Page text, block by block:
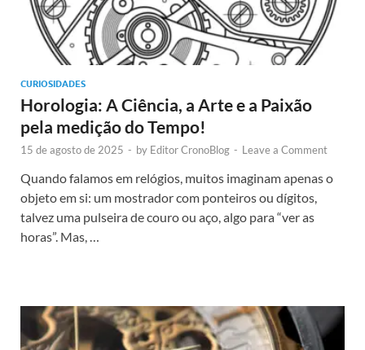
CURIOSIDADES
Horologia: A Ciência, a Arte e a Paixão
pela medição do Tempo!
15 de agosto de 2025 - by Editor CronoBlog - Leave a Comment
Quando falamos em relógios, muitos imaginam apenas o
objeto em si: um mostrador com ponteiros ou dígitos,
talvez uma pulseira de couro ou aço, algo para “ver as
horas”. Mas, …